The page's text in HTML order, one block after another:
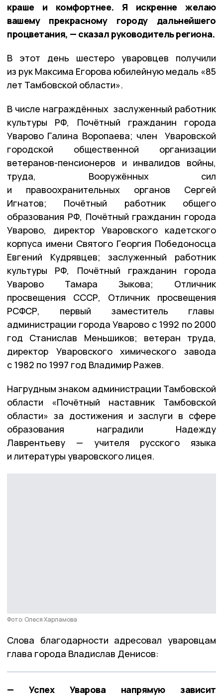
краше и комфортнее. Я искренне желаю
вашему прекрасному городу дальнейшего
процветания, — сказал руководитель региона.
В этот день шестеро уваровцев получили
из рук Максима Егорова юбилейную медаль «85
лет Тамбовской области».
В числе награждённых заслуженный работник
культуры РФ, Почётный гражданин города
Уварово Галина Воропаева; член Уваровской
городской общественной организации
ветеранов-пенсионеров и инвалидов войны,
труда, Вооружённых сил
и правоохранительных органов Сергей
Игнатов; Почётный работник общего
образования РФ, Почётный гражданин города
Уварово, директор Уваровского кадетского
корпуса имени Святого Георгия Победоносца
Евгений Кудрявцев; заслуженный работник
культуры РФ, Почётный гражданин города
Уварово Тамара Зыкова; Отличник
просвещения СССР, Отличник просвещения
РСФСР, первый заместитель главы
администрации города Уварово с 1992 по 2000
год Станислав Меньшиков; ветеран труда,
директор Уваровского химического завода
с 1982 по 1997 год Владимир Ражев.
Нагрудным знаком администрации Тамбовской
области «Почётный наставник Тамбовской
области» за достижения и заслуги в сфере
образования наградили Надежду
Лаврентьеву — учителя русского языка
и литературы уваровского лицея.
Фото: Олеся Харламова
Слова благодарности адресовал уваровцам
глава города Владислав Денисов:
— Успех Уварова напрямую зависит